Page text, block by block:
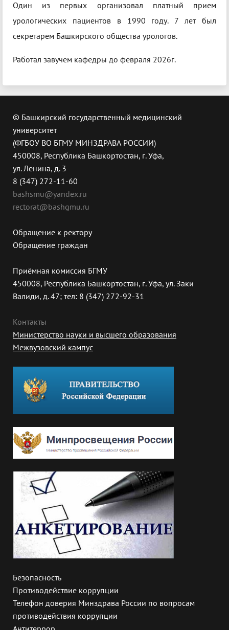
Один из первых организовал платный прием
урологических пациентов в 1990 году. 7 лет был
секретарем Башкирского общества урологов.
Работал завучем кафедры до февраля 2026г.
© Башкирский государственный медицинский
университет
(ФГБОУ ВО БГМУ МИНЗДРАВА РОССИИ)
450008, Республика Башкортостан, г. Уфа,
ул. Ленина, д. 3
8 (347) 272-11-60
bashsmu@yandex.ru
rectorat@bashgmu.ru
Обращение к ректору
Обращение граждан
Приёмная комиссия БГМУ
450008, Республика Башкортостан, г. Уфа, ул. Заки
Валиди, д. 47; тел: 8 (347) 272-92-31
Контакты
Министерство науки и высшего образования
Межвузовский кампус
Безопасность
Противодействие коррупции
Телефон доверия Минздрава России по вопросам
противодействия коррупции